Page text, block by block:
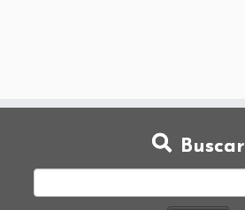
Buscar